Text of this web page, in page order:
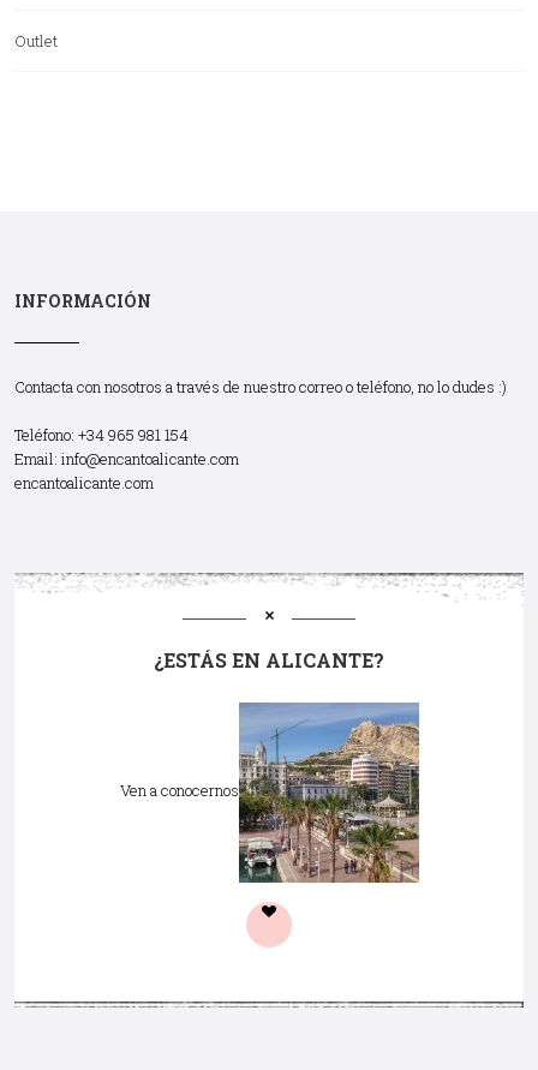
Outlet
INFORMACIÓN
Contacta con nosotros a través de nuestro correo o teléfono, no lo dudes :)
Teléfono: +34 965 981 154
Email: info@encantoalicante.com
encantoalicante.com
¿ESTÁS EN ALICANTE?
Ven a conocernos